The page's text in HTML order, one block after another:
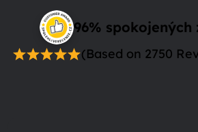
96% spokojených
(Based on 2750